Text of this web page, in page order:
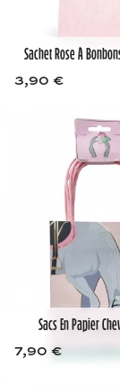
Sachet Rose À
3,90 €
Sacs En Papier
7,90 €